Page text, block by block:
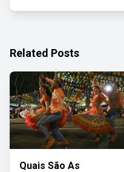
Related Posts
Quais São As